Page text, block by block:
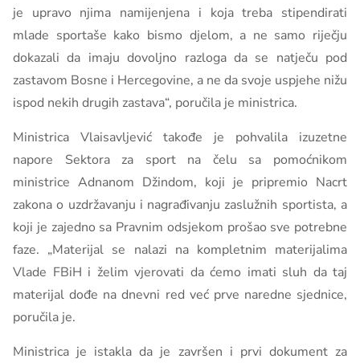
je upravo njima namijenjena i koja treba stipendirati
mlade sportaše kako bismo djelom, a ne samo riječju
dokazali da imaju dovoljno razloga da se natječu pod
zastavom Bosne i Hercegovine, a ne da svoje uspjehe nižu
ispod nekih drugih zastava“, poručila je ministrica.
Ministrica Vlaisavljević takođe je pohvalila izuzetne
napore Sektora za sport na čelu sa pomoćnikom
ministrice Adnanom Džindom, koji je pripremio Nacrt
zakona o uzdržavanju i nagrađivanju zaslužnih sportista, a
koji je zajedno sa Pravnim odsjekom prošao sve potrebne
faze. „Materijal se nalazi na kompletnim materijalima
Vlade FBiH i želim vjerovati da ćemo imati sluh da taj
materijal dođe na dnevni red već prve naredne sjednice,
poručila je.
Ministrica je istakla da je završen i prvi dokument za